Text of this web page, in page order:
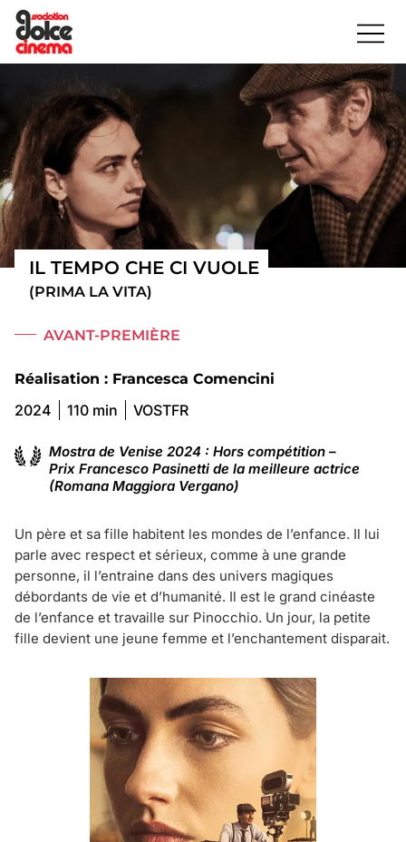
IL TEMPO CHE CI VUOLE
(PRIMA LA VITA)
AVANT-PREMIÈRE
Réalisation : Francesca Comencini
2024 110 min VOSTFR
Mostra de Venise 2024 : Hors compétition –
Prix Francesco Pasinetti de la meilleure actrice
(Romana Maggiora Vergano)
Un père et sa fille habitent les mondes de l’enfance. Il lui
parle avec respect et sérieux, comme à une grande
personne, il l’entraine dans des univers magiques
débordants de vie et d’humanité. Il est le grand cinéaste
de l’enfance et travaille sur Pinocchio. Un jour, la petite
fille devient une jeune femme et l’enchantement disparait.